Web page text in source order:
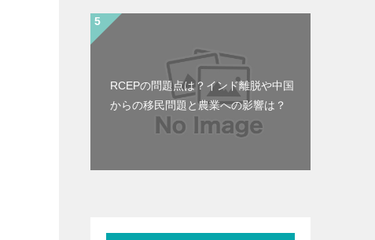
RCEPの問題点は？インド離脱や中国
からの移民問題と農業への影響は？